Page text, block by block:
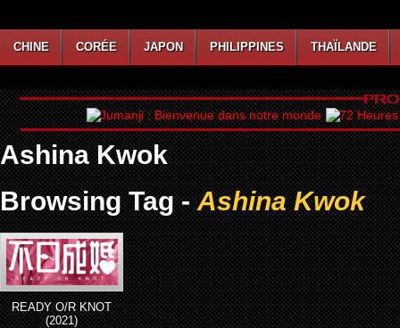
CHINE CORÉE JAPON PHILIPPINES THAÏLANDE
Ashina Kwok
Browsing Tag -Ashina Kwok
READY O/R KNOT
(2021)